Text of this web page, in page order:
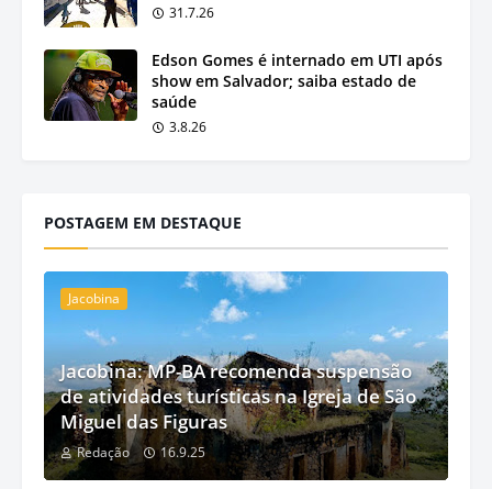
31.7.26
Edson Gomes é internado em UTI após
show em Salvador; saiba estado de
saúde
3.8.26
POSTAGEM EM DESTAQUE
Jacobina
Jacobina: MP-BA recomenda suspensão
de atividades turísticas na Igreja de São
Miguel das Figuras
Redação 16.9.25